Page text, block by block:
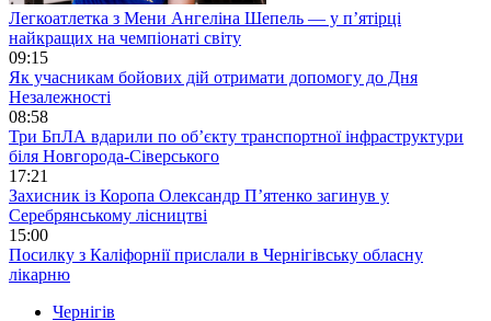
Легкоатлетка з Мени Ангеліна Шепель — у п’ятірці
найкращих на чемпіонаті світу
09:15
Як учасникам бойових дій отримати допомогу до Дня
Незалежності
08:58
Три БпЛА вдарили по об’єкту транспортної інфраструктури
біля Новгорода-Сіверського
17:21
Захисник із Коропа Олександр П’ятенко загинув у
Серебрянському лісництві
15:00
Посилку з Каліфорнії прислали в Чернігівську обласну
лікарню
Чернігів